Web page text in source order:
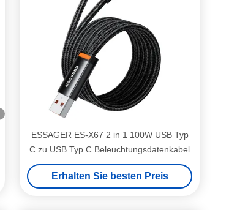
ESSAGER ES-X67 2 in 1 100W USB Typ
C zu USB Typ C Beleuchtungsdatenkabel
Erhalten Sie besten Preis